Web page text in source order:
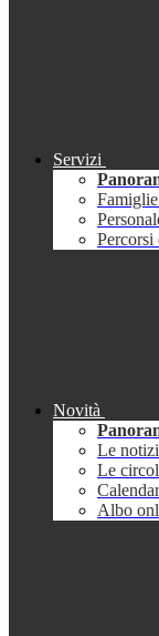
Servizi
Percorsi
Novità
Le
Le
Albo